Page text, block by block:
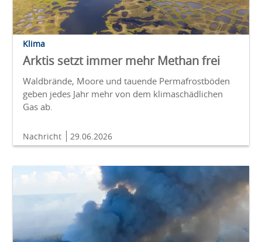
Klima
Arktis setzt immer mehr Methan frei
Waldbrände, Moore und tauende Permafrostböden
geben jedes Jahr mehr von dem klimaschädlichen
Gas ab.
Nachricht 29.06.2026